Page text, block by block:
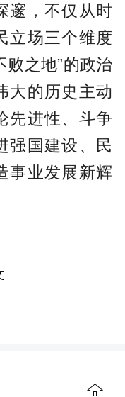
邃，不仅从时
立场三个维度
败之地”的政治
大的历史主动
先进性、斗争
强国建设、民
事业发展新辉
，就要用科学
引领时代发展